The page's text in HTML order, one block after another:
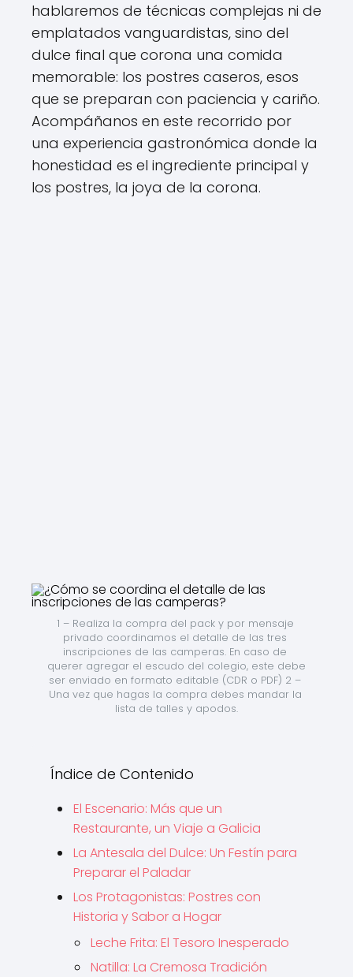
hablaremos de técnicas complejas ni de
emplatados vanguardistas, sino del
dulce final que corona una comida
memorable: los postres caseros, esos
que se preparan con paciencia y cariño.
Acompáñanos en este recorrido por
una experiencia gastronómica donde la
honestidad es el ingrediente principal y
los postres, la joya de la corona.
1 – Realiza la compra del pack y por mensaje
privado coordinamos el detalle de las tres
inscripciones de las camperas. En caso de
querer agregar el escudo del colegio, este debe
ser enviado en formato editable (CDR o PDF) 2 –
Una vez que hagas la compra debes mandar la
lista de talles y apodos.
Índice de Contenido
El Escenario: Más que un
Restaurante, un Viaje a Galicia
La Antesala del Dulce: Un Festín para
Preparar el Paladar
Los Protagonistas: Postres con
Historia y Sabor a Hogar
Leche Frita: El Tesoro Inesperado
Natilla: La Cremosa Tradición